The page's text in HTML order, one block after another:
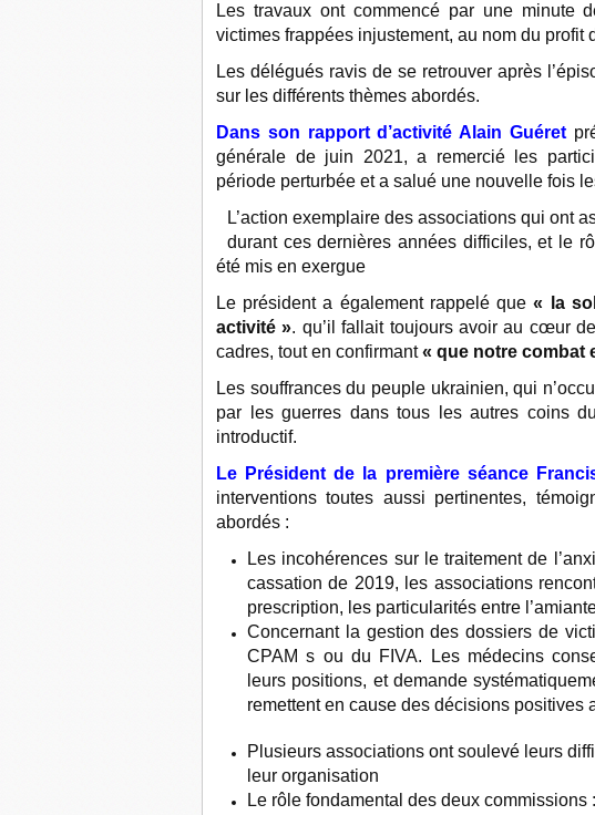
Les travaux ont commencé par une minute
victimes frappées injustement, au nom du profit
Les délégués ravis de se retrouver après
sur les différents thèmes abordés.
Dans son rapport d’activité Alain Guéret
générale de juin 2021, a remercié les
période perturbée et a salué une nouvelle fois
L’action exemplaire des associations qui ont
durant ces dernières années difficiles, et le
été mis en exergue
Le président a également rappelé que« la
activité ». qu’il fallait toujours avoir au cœur
cadres, tout en confirmant« que notre combat
Les souffrances du peuple ukrainien, qui
par les guerres dans tous les autres coins
introductif.
Le Président de la première séance
interventions toutes aussi pertinentes,
abordés :
Les incohérences sur le traitement de
cassation de 2019, les associations
prescription, les particularités entre
Concernant la gestion des dossiers de
CPAM s ou du FIVA. Les médecins
leurs positions, et demande
remettent en cause des décisions positives
Plusieurs associations ont soulevé leurs
leur organisation
Le rôle fondamental des deux commissions :